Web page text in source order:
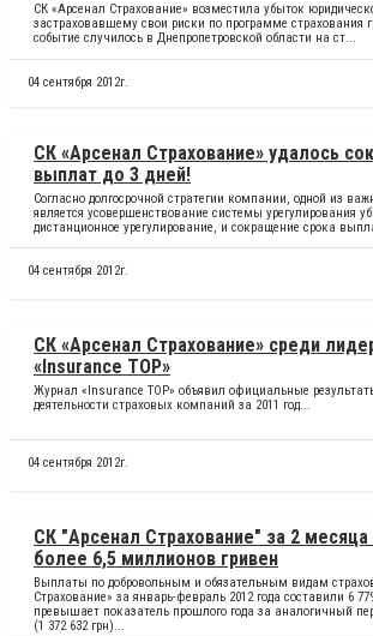
СК «Арсенал Страхование» возместила убыток
застраховавшему свои риски по программе страхования
событие случилось в Днепропетровской области на ст...
04 сентября 2012г.
СК «Арсенал Страхование» удалось
выплат до 3 дней!
Согласно долгосрочной стратегии компании, одной из
является усовершенствование системы урегулирования
дистанционное урегулирование, и сокращение срока
04 сентября 2012г.
СК «Арсенал Страхование» среди
«Insurance TOP»
Журнал «Insurance TOP» объявил официальные
деятельности страховых компаний за 2011 год...
04 сентября 2012г.
СК "Арсенал Страхование" за 2
более 6,5 миллионов гривен
Выплаты по добровольным и обязательным видам
Страхование» за январь-февраль 2012 года составили 6
превышает показатель прошлого года за аналогичный
(1 372 632 грн)...